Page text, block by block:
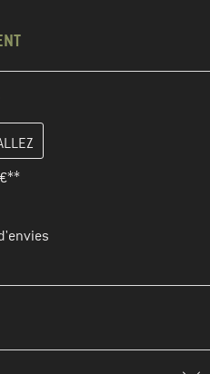
créez votre compte client à la